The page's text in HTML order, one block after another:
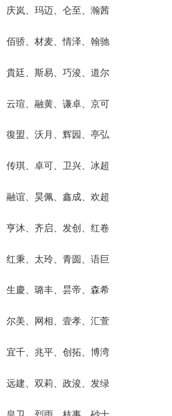
庆岚、玛迈、仑至、瀚茜
佰骄、材麦、情泽、翰驰
貴廷、斯易、巧浚、道尔
云瑄、融黄、谦卓、京可
復盟、沃月、辉园、亭弘
传琪、卓可、卫兴、冰超
融谊、昊佩、鑫成、欢超
亨沐、齐启、发创、红卷
红秉、太玲、青圆、语巨
生慶、璐丰、昙帝、森希
尔美、网相、壹孝、汇萱
宜千、兆平、创拓、博湾
远建、双莉、政浚、发绿